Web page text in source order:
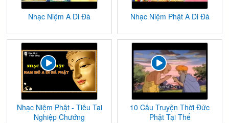
Nhạc Niệm A Di Đà Nhạc Niệm Phật A Di Đà
Nhạc Niệm Phật - Tiêu Tai
Nghiệp Chướng
10 Câu Truyện Thời Đức
Phật Tại Thế